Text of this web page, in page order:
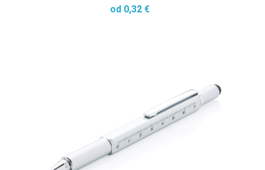
od 0,32 €